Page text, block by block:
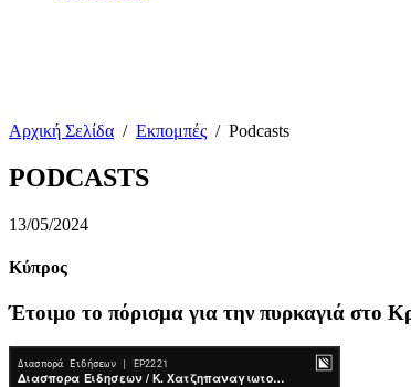
Αρχική Σελίδα / Εκπομπές / Podcasts
PODCASTS
13/05/2024
Κύπρος
Έτοιμο το πόρισμα για την πυρκαγιά στο